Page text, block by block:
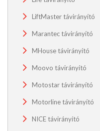
LiftMaster távirányító
Marantec távirányító
MHouse távirányító
Moovo távirányító
Motostar távirányító
Motorline távirányító
NICE távirányító